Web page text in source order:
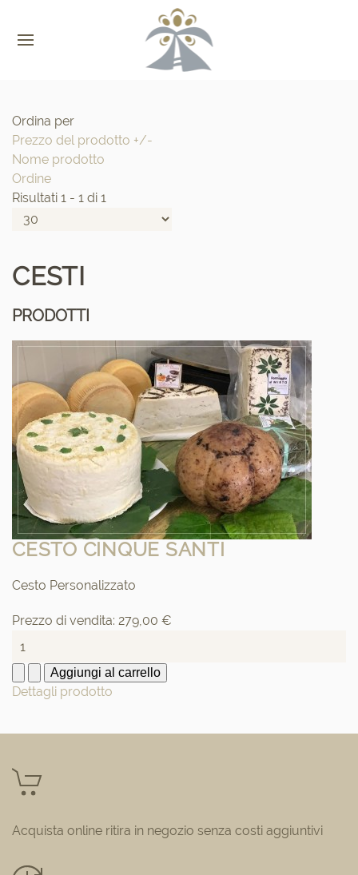
Ordina per
Prezzo del prodotto +/-
Nome prodotto
Ordine
Risultati 1 - 1 di 1
CESTI
PRODOTTI
CESTO CINQUE SANTI
Cesto Personalizzato
Prezzo di vendita: 279,00 €
Dettagli prodotto
Acquista online ritira in negozio senza costi aggiuntivi